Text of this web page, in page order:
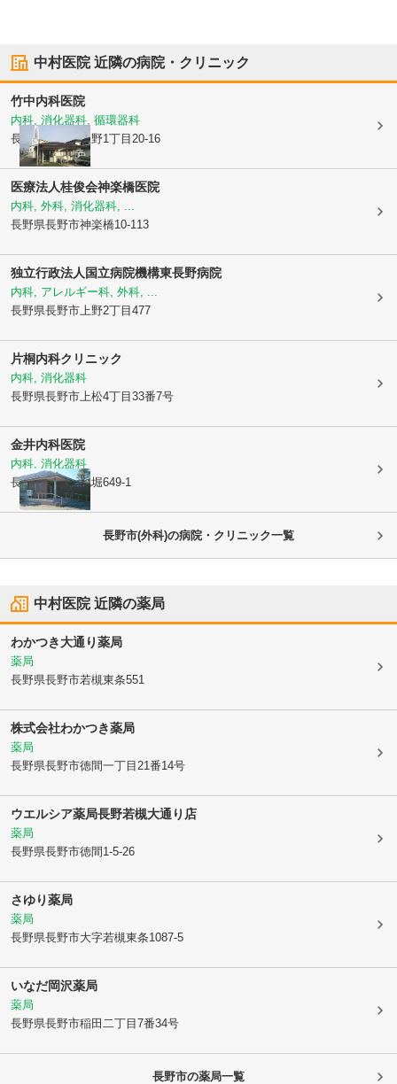
中村医院近隣の病院・クリニック
竹中内科医院
内科, 消化器科, 循環器科
長野県長野市上野1丁目20-16
医療法人桂俊会神楽橋医院
内科, 外科, 消化器科, ...
長野県長野市神楽橋10-113
独立行政法人国立病院機構東長野病院
内科, アレルギー科, 外科, ...
長野県長野市 上野2丁目477
片桐内科クリニック
内科, 消化器科
長野県長野市 上松4丁目33番7号
金井内科医院
内科, 消化器科
長野県長野市北堀649-1
長野市(外科)の病院・クリニック一覧
中村医院近隣の薬局
わかつき大通り薬局
薬局
長野県長野市若槻東条551
株式会社わかつき薬局
薬局
長野県長野市徳間一丁目21番14号
ウエルシア薬局長野若槻大通り店
薬局
長野県長野市徳間1-5-26
さゆり薬局
薬局
長野県長野市大字若槻東条1087-5
いなだ岡沢薬局
薬局
長野県長野市稲田二丁目7番34号
長野市の薬局一覧